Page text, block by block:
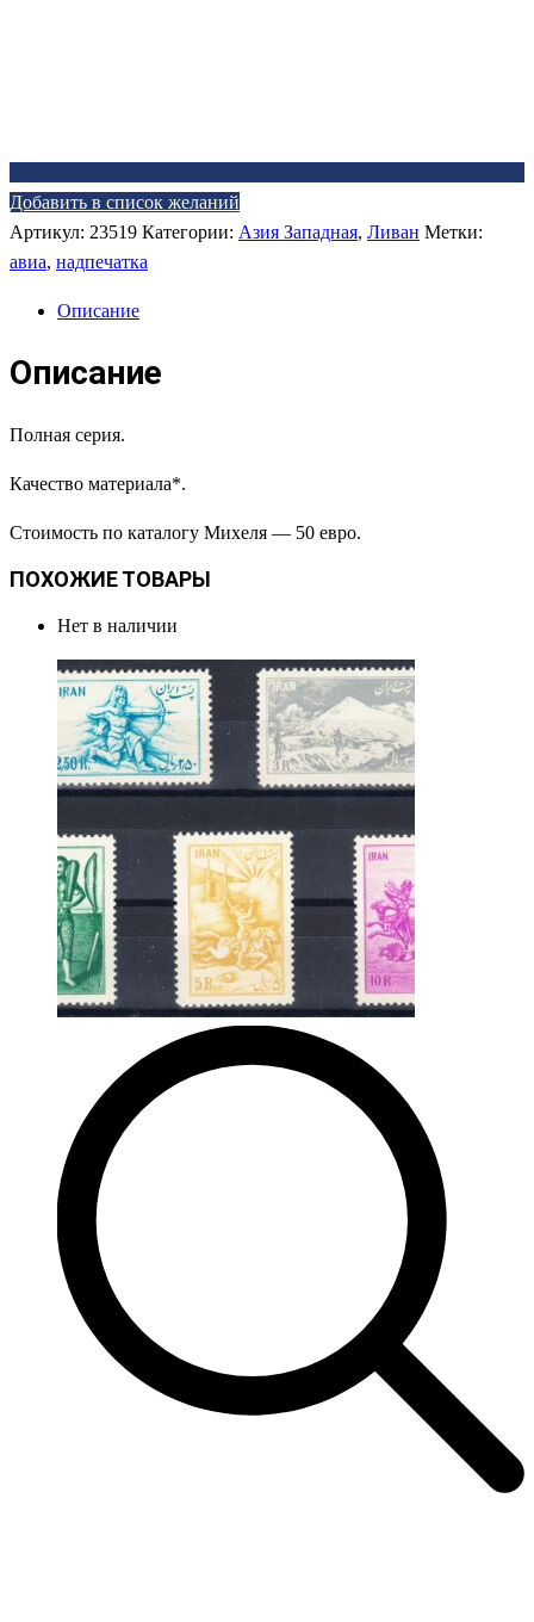
Добавить в список желаний
Артикул: 23519 Категории: Азия Западная, Ливан Метки:
авиа, надпечатка
Описание
Описание
Полная серия.
Качество материала*.
Стоимость по каталогу Михеля — 50 евро.
ПОХОЖИЕ ТОВАРЫ
Нет в наличии